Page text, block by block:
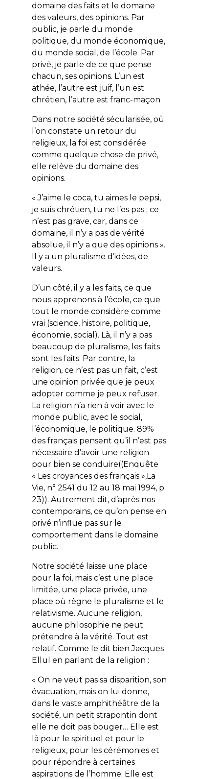
domaine des faits et le domaine
des valeurs, des opinions. Par
public, je parle du monde
politique, du monde économique,
du monde social, de l’école. Par
privé, je parle de ce que pense
chacun, ses opinions. L’un est
athée, l’autre est juif, l’un est
chrétien, l’autre est franc-maçon.
Dans notre société sécularisée, où
l’on constate un retour du
religieux, la foi est considérée
comme quelque chose de privé,
elle relève du domaine des
opinions.
« J’aime le coca, tu aimes le pepsi,
je suis chrétien, tu ne l’es pas ; ce
n’est pas grave, car, dans ce
domaine, il n’y a pas de vérité
absolue, il n’y a que des opinions ».
Il y a un pluralisme d’idées, de
valeurs.
D’un côté, il y a les faits, ce que
nous apprenons à l’école, ce que
tout le monde considère comme
vrai (science, histoire, politique,
économie, social). Là, il n’y a pas
beaucoup de pluralisme, les faits
sont les faits. Par contre, la
religion, ce n’est pas un fait, c’est
une opinion privée que je peux
adopter comme je peux refuser.
La religion n’a rien à voir avec le
monde public, avec le social,
l’économique, le politique. 89%
des français pensent qu’il n’est pas
nécessaire d’avoir une religion
pour bien se conduire((Enquête
« Les croyances des français »,La
Vie, n° 2541 du 12 au 18 mai 1994, p.
23)). Autrement dit, d’après nos
contemporains, ce qu’on pense en
privé n’influe pas sur le
comportement dans le domaine
public.
Notre société laisse une place
pour la foi, mais c’est une place
limitée, une place privée, une
place où règne le pluralisme et le
relativisme. Aucune religion,
aucune philosophie ne peut
prétendre à la vérité. Tout est
relatif. Comme le dit bien Jacques
Ellul en parlant de la religion :
« On ne veut pas sa disparition, son
évacuation, mais on lui donne,
dans le vaste amphithéâtre de la
société, un petit strapontin dont
elle ne doit pas bouger… Elle est
là pour le spirituel et pour le
religieux, pour les cérémonies et
pour répondre à certaines
aspirations de l’homme. Elle est